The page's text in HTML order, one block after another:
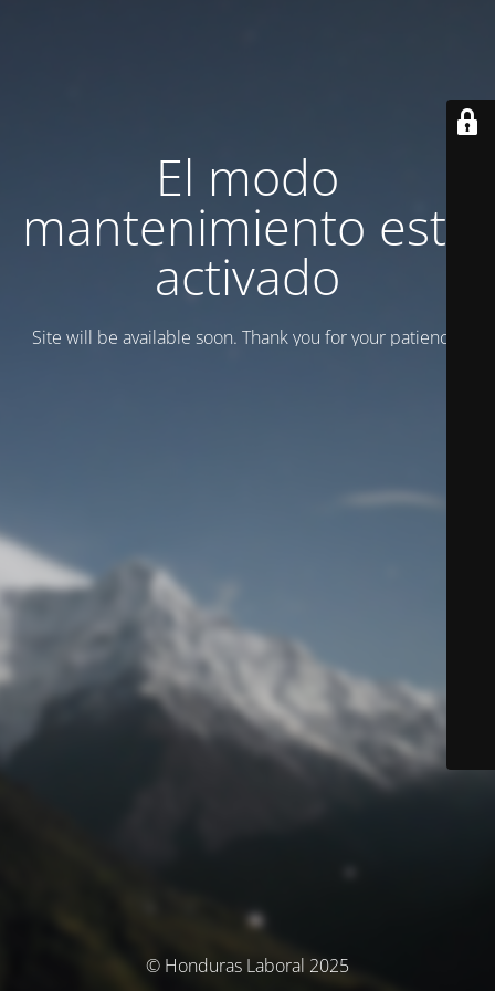
El modo
mantenimiento está
activado
Site will be available soon. Thank you for your patience!
© Honduras Laboral 2025